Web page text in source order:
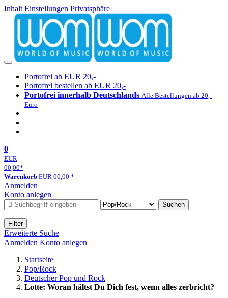
Inhalt Einstellungen Privatsphäre
Portofrei ab EUR 20,-
Portofrei bestellen ab EUR 20,-
Portofrei innerhalb Deutschlands Alle Bestellungen ab 20,-
Euro
0
EUR
00,00*
Warenkorb EUR 00,00 *
Anmelden
Konto anlegen
Suchen
Filter
Erweiterte Suche
Anmelden Konto anlegen
Startseite
Pop/Rock
Deutscher Pop und Rock
Lotte: Woran hältst Du Dich fest, wenn alles zerbricht?